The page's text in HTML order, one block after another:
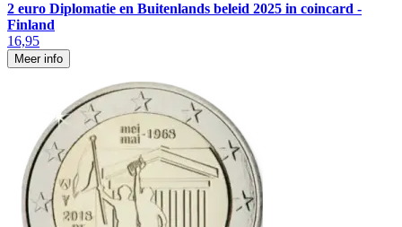
2 euro Diplomatie en Buitenlands beleid 2025 in coincard -
Finland
16,95
Meer info